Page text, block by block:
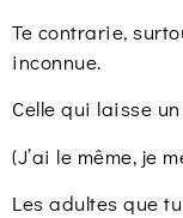
Te contrarie,
inconnue.
Celle qui laisse
(J’ai le même, je
Les adultes que